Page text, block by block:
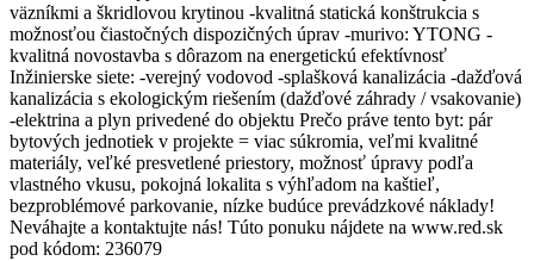
väzníkmi a škridlovou krytinou -kvalitná statická konštrukcia s
možnosťou čiastočných dispozičných úprav -murivo: YTONG -
kvalitná novostavba s dôrazom na energetickú efektívnosť
Inžinierske siete: -verejný vodovod -splašková kanalizácia -dažďová
kanalizácia s ekologickým riešením (dažďové záhrady / vsakovanie)
-elektrina a plyn privedené do objektu Prečo práve tento byt: pár
bytových jednotiek v projekte = viac súkromia, veľmi kvalitné
materiály, veľké presvetlené priestory, možnosť úpravy podľa
vlastného vkusu, pokojná lokalita s výhľadom na kaštieľ,
bezproblémové parkovanie, nízke budúce prevádzkové náklady!
Neváhajte a kontaktujte nás! Túto ponuku nájdete na www.red.sk
pod kódom: 236079